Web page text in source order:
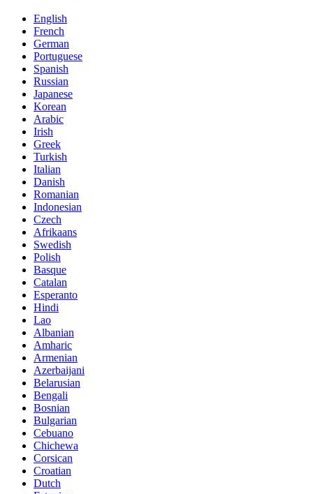
English
French
German
Portuguese
Spanish
Russian
Japanese
Korean
Arabic
Irish
Greek
Turkish
Italian
Danish
Romanian
Indonesian
Czech
Afrikaans
Swedish
Polish
Basque
Catalan
Esperanto
Hindi
Lao
Albanian
Amharic
Armenian
Azerbaijani
Belarusian
Bengali
Bosnian
Bulgarian
Cebuano
Chichewa
Corsican
Croatian
Dutch